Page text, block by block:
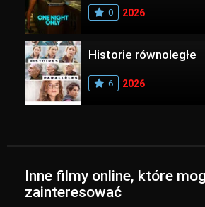
0 2026
Historie równoległe
6 2026
Inne filmy online, które
zainteresować